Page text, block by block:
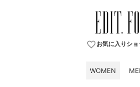
favorite_borderお気に入りシ
WOMEN